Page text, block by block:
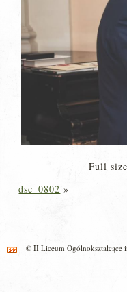
Full
dsc_0802 »
© II Liceum